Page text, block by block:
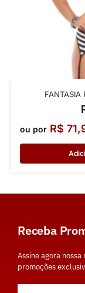
FANTASIA
ou por R$
Receba
Assine agora
promoções